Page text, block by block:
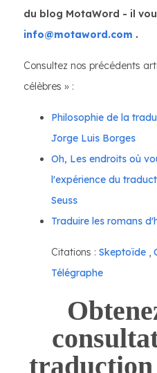
du blog MotaWord - il
info@motaword.com .
Consultez nos précédents
célèbres » :
Philosophie de la
Jorge Luis Borges
Oh, Les endroits où
l'expérience du
Seuss
Traduire les romans
Citations : Skeptoïde ,
Télégraphe